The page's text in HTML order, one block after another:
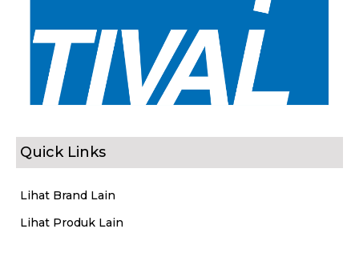
Quick Links
Lihat Brand Lain
Lihat Produk Lain